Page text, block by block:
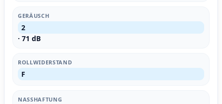
GERÄUSCH
2
· 71 dB
ROLLWIDERSTAND
F
NASSHAFTUNG